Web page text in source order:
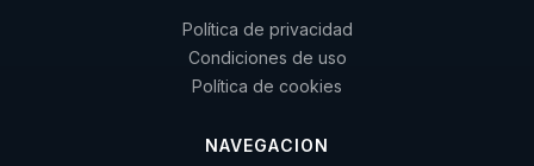
Política de privacidad
Condiciones de uso
Política de cookies
NAVEGACION